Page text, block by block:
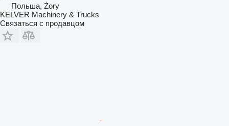
Польша, Żory
KELVER Machinery & Trucks
Связаться с продавцом